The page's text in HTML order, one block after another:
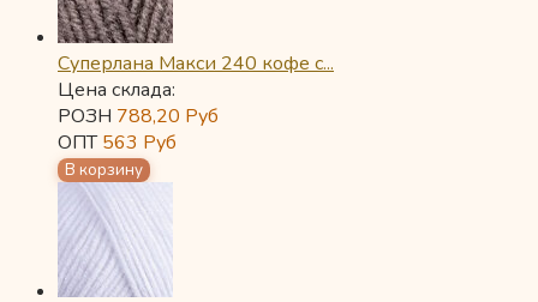
Суперлана Макси 240 кофе с...
Цена склада:
РОЗН 788,20 Руб
ОПТ563 Руб